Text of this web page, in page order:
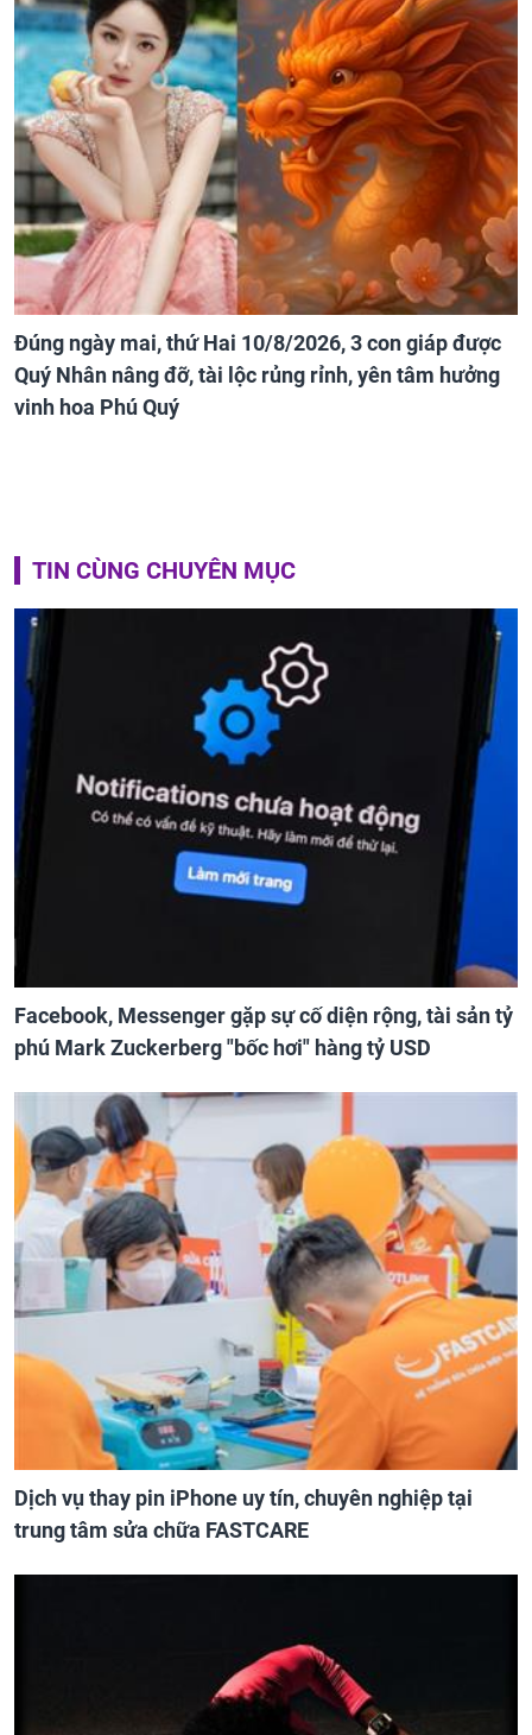
Đúng ngày mai, thứ Hai 10/8/2026, 3 con giáp được
Quý Nhân nâng đỡ, tài lộc rủng rỉnh, yên tâm hưởng
vinh hoa Phú Quý
TIN CÙNG CHUYÊN MỤC
Facebook, Messenger gặp sự cố diện rộng, tài sản tỷ
phú Mark Zuckerberg "bốc hơi" hàng tỷ USD
Dịch vụ thay pin iPhone uy tín, chuyên nghiệp tại
trung tâm sửa chữa FASTCARE